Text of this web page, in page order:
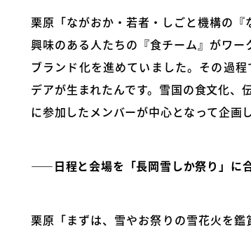
栗原「ながおか・若者・しごと機構の
興味のある人たちの『食チーム』がワ
ブランド化を進めていました。その過
デアが生まれたんです。雪国の食文化
に参加したメンバーが中心となって企画
――日程と会場を「長岡雪しか祭り」に
栗原「まずは、雪やお祭りの雪花火を